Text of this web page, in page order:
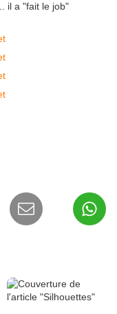
il a "fait le job"